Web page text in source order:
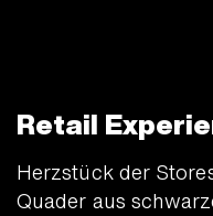
Retail
Herzstück der
Quader aus